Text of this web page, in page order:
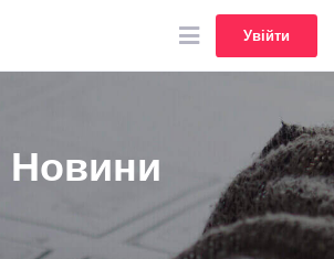
Увійти
Увійти
Новини